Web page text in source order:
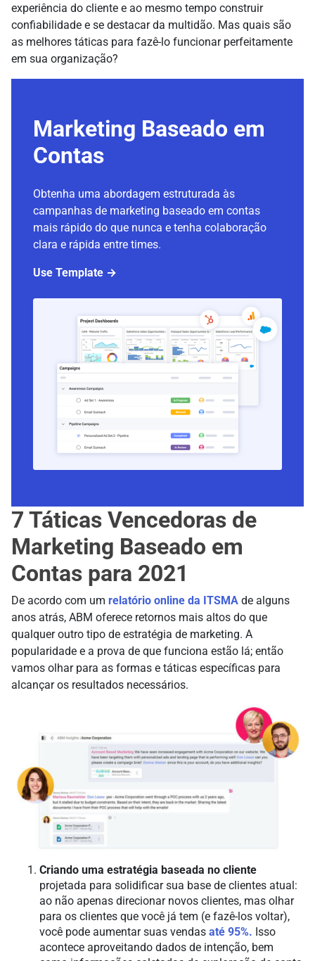
experiência do cliente e ao mesmo tempo construir
confiabilidade e se destacar da multidão. Mas quais são
as melhores táticas para fazê-lo funcionar perfeitamente
em sua organização?
Marketing Baseado em
Contas
Obtenha uma abordagem estruturada às
campanhas de marketing baseado em contas
mais rápido do que nunca e tenha colaboração
clara e rápida entre times.
Use Template →
7 Táticas Vencedoras de
Marketing Baseado em
Contas para 2021
De acordo com um relatório online da ITSMA de alguns
anos atrás, ABM oferece retornos mais altos do que
qualquer outro tipo de estratégia de marketing. A
popularidade e a prova de que funciona estão lá; então
vamos olhar para as formas e táticas específicas para
alcançar os resultados necessários.
Criando uma estratégia baseada no cliente
projetada para solidificar sua base de clientes atual:
ao não apenas direcionar novos clientes, mas olhar
para os clientes que você já tem (e fazê-los voltar),
você pode aumentar suas vendas até 95%. Isso
acontece aproveitando dados de intenção, bem